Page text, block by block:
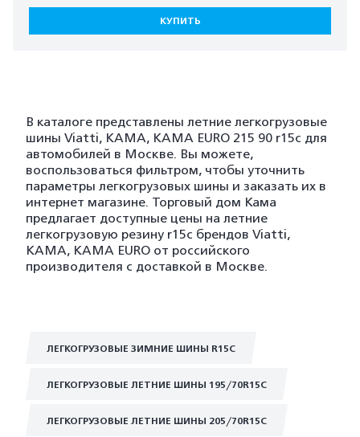
КУПИТЬ
В каталоге представлены летние легкогрузовые
шины Viatti, KAMA, KAMA EURO 215 90 r15c для
автомобилей в Москве. Вы можете,
воспользоваться фильтром, чтобы уточнить
параметры легкогрузовых шины и заказать их в
интернет магазине. Торговый дом Кама
предлагает доступные цены на летние
легкогрузовую резину r15c брендов Viatti,
KAMA, KAMA EURO от российского
производителя с доставкой в Москве.
ЛЕГКОГРУЗОВЫЕ ЗИМНИЕ ШИНЫ R15C
ЛЕГКОГРУЗОВЫЕ ЛЕТНИЕ ШИНЫ 195/70R15C
ЛЕГКОГРУЗОВЫЕ ЛЕТНИЕ ШИНЫ 205/70R15C